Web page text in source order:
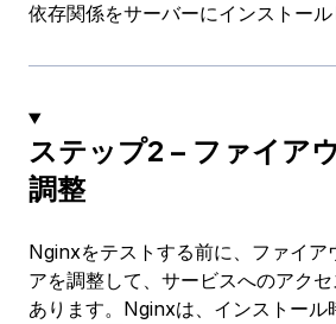
依存関係をサーバーにインストール
ステップ2 – ファイア
調整
Nginxをテストする前に、ファイア
アを調整して、サービスへのアク
あります。Nginxは、インストール